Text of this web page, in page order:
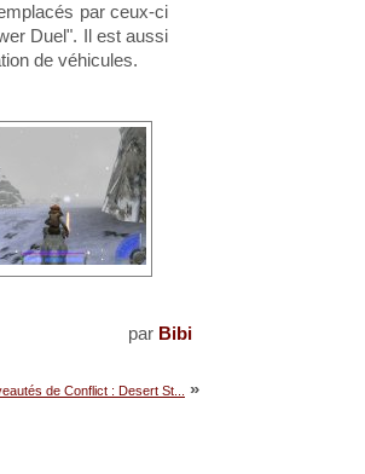
par ceux-ci
Duel". Il est aussi
de véhicules.
par Bibi
de Conflict : Desert St... »